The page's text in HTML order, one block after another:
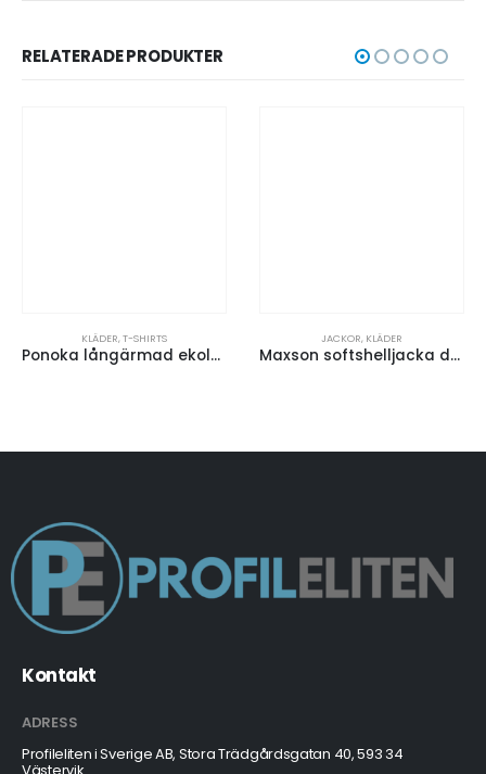
RELATERADE PRODUKTER
KLÄDER,T-SHIRTS
Ponoka långärmad ekologisk t-shirt herr
JACKOR, KLÄDER
Maxson softshelljacka dam
Kontakt
ADRESS
Profileliten i Sverige AB, Stora Trädgårdsgatan 40, 593 34